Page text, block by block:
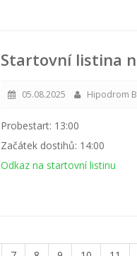
Startovní listina
05.08.2025 Hipodrom
Probestart: 13:00
Začátek dostihů: 14:00
Odkaz na startovní listinu